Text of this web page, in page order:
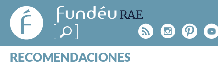
FundéuRAE
- Fundación
del Español
Urgente
Rss
RECOMENDACIONES